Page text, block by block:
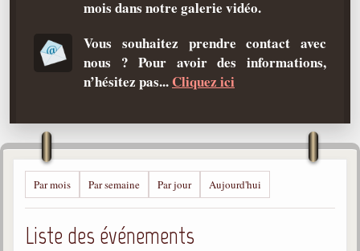
Médiums
Allan Kardec
1804-1869
Léon Denis
1846-1927
Gabriel Delanne
mois dans notre galerie vidéo.
Vous souhaitez prendre contact avec
nous ? Pour avoir des informations,
n’hésitez pas... Cliquez ici
Par mois Par semaine Par jour Aujourd'hui
Liste des événements